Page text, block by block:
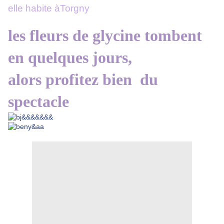
elle habite àTorgny
les fleurs de glycine tombent
en quelques jours,
alors profitez bien du
spectacle